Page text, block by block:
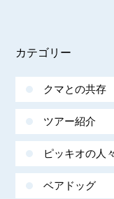
カテゴリー
クマとの共存
ツアー紹介
ピッキオの人々
ベアドッグ